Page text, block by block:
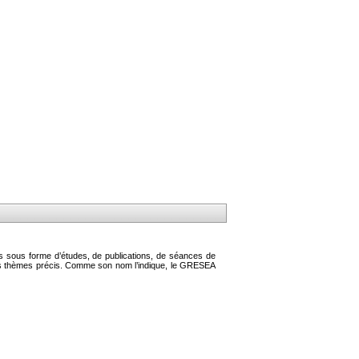
forme d’études, de publications, de séances de
précis. Comme son nom l’indique, le GRESEA